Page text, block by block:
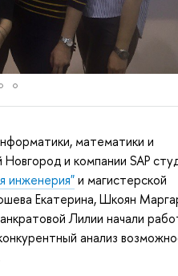
математики и
и компании SAP
инженерия"и магистерской
Екатерина, Шкоян
Лилии начали
анализ